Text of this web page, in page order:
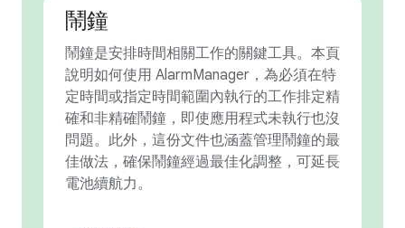
鬧鐘
鬧鐘是安排時間相關工作的關鍵工具。本頁
說明如何使用 AlarmManager，為必須在特
定時間或指定時間範圍內執行的工作排定精
確和非精確鬧鐘，即使應用程式未執行也沒
問題。此外，這份文件也涵蓋管理鬧鐘的最
佳做法，確保鬧鐘經過最佳化調整，可延長
電池續航力。